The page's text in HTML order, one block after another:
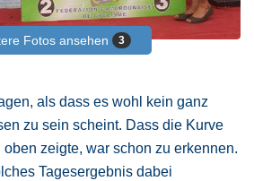
Fotos ansehen 3
als dass es wohl kein ganz
zu sein scheint. Dass die Kurve
zeigte, war schon zu erkennen.
Tagesergebnis dabei